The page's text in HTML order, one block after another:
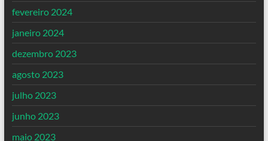
fevereiro 2024
janeiro 2024
dezembro 2023
agosto 2023
julho 2023
junho 2023
maio 2023